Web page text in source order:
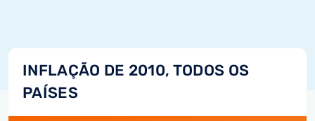
INFLAÇÃO DE 2010, TODOS OS
PAÍSES